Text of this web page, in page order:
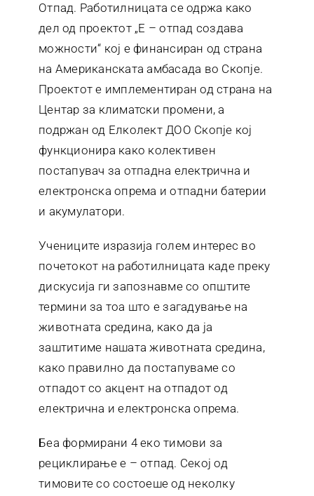
Отпад. Работилницата се одржа како
дел од проектот „Е – отпад создава
можности“ кој е финансиран од страна
на Американската амбасада во Скопје.
Проектот е имплементиран од страна на
Центар за климатски промени, а
подржан од Елколект ДОО Скопје кој
функционира како колективен
постапувач за отпадна електрична и
електронска опрема и отпадни батерии
и акумулатори.
Учениците изразија голем интерес во
почетокот на работилницата каде преку
дискусија ги запознавме со општите
термини за тоа што е загадување на
животната средина, како да ја
заштитиме нашата животната средина,
како правилно да постапуваме со
отпадот со акцент на отпадот од
електрична и електронска опрема.
Беа формирани 4 еко тимови за
рециклирање е – отпад. Секој од
тимовите со состоеше од неколку